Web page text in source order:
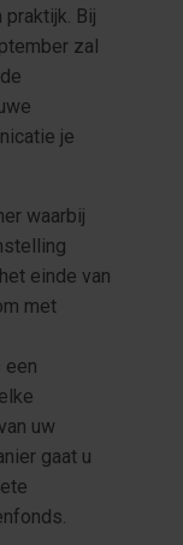
Bij
zal
je
waarbij
einde van
met
een
uw
gaat u